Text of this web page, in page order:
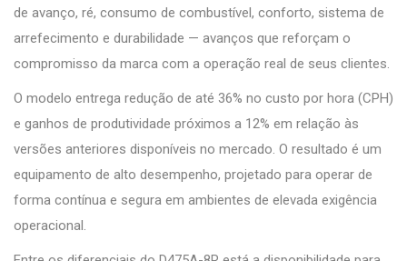
de avanço, ré, consumo de combustível, conforto, sistema de
arrefecimento e durabilidade — avanços que reforçam o
compromisso da marca com a operação real de seus clientes.
O modelo entrega redução de até 36% no custo por hora (CPH)
e ganhos de produtividade próximos a 12% em relação às
versões anteriores disponíveis no mercado. O resultado é um
equipamento de alto desempenho, projetado para operar de
forma contínua e segura em ambientes de elevada exigência
operacional.